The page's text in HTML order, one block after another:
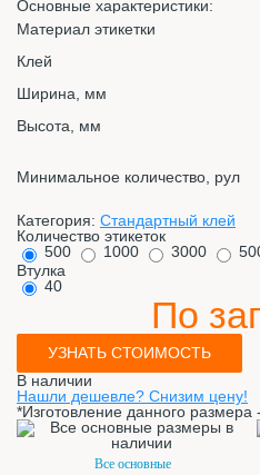
Основные характеристики:
Материал этикетки
Клей
Ширина, мм
Высота, мм
Минимальное количество, рул
Категория: Стандартный клей
Количество этикеток
500
1000 3000
Втулка
40
По
УЗНАТЬ СТОИМОСТЬ
В наличии
Нашли дешевле? Снизим цену!
*Изготовление данного
Все основные